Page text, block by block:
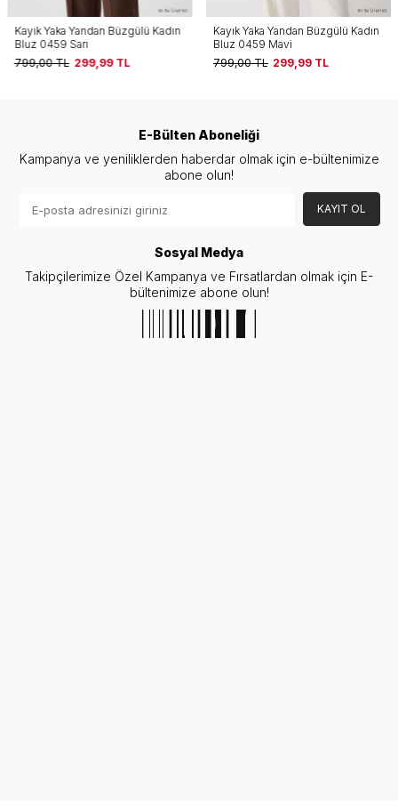
Kayık Yaka Yandan Büzgülü Kadın
Bluz 0459 Sarı
799,00TL 299,99TL
Kayık Yaka Yandan Büzgülü Kadın
Bluz 0459 Mavi
799,00TL 299,99TL
E-Bülten Aboneliği
Kampanya ve yeniliklerden haberdar olmak için e-bültenimize
abone olun!
KAYIT OL
Sosyal Medya
Takipçilerimize Özel Kampanya ve Fırsatlardan olmak için E-
bültenimize abone olun!